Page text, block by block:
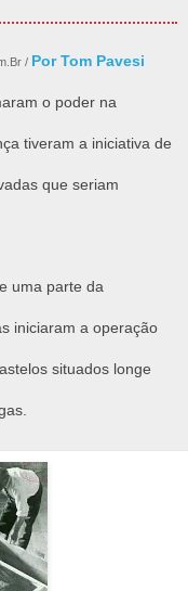
/ Por Tom Pavesi
o poder na
tiveram a iniciativa de
que seriam
uma parte da
iniciaram a operação
situados longe